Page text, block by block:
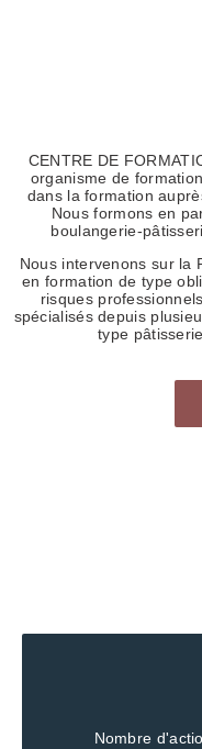
CENTRE DE
organisme de
dans la formation
Nous formons en
boulangerie-
Nous intervenons sur la
en formation de type
risques
spécialisés depuis
type
Nombre